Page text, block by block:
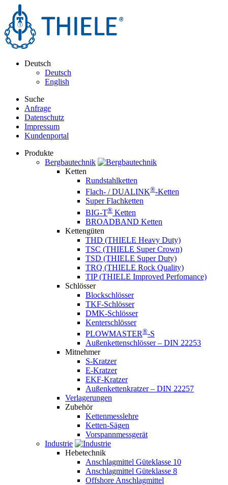
Deutsch
Deutsch
English
Suche
Anfrage
Datenschutz
Impressum
Kundenportal
Produkte
Bergbautechnik
Ketten
Rundstahlketten
Flach- / DUALINK®-Ketten
Super Flachketten
BIG-T® Ketten
BROADBAND Ketten
Kettengüten
THD (THIELE Heavy Duty)
TSC (THIELE Super Crown)
TSD (THIELE Super Duty)
TRQ (THIELE Rock Quality)
TIP (THIELE Improved Perfomance)
Schlösser
Blockschlösser
TKF-Schlösser
DMK-Schlösser
Kenterschlösser
PLOWMASTER®-S
Außenkettenschlösser – DIN 22253
Mitnehmer
S-Kratzer
E-Kratzer
EKF-Kratzer
Außenkettenkratzer – DIN 22257
Verlagerungen
Zubehör
Kettenmesslehre
Ketten-Sägen
Vorspannmessgerät
Industrie
Hebetechnik
Anschlagmittel Güteklasse 10
Anschlagmittel Güteklasse 8
Offshore Anschlagmittel